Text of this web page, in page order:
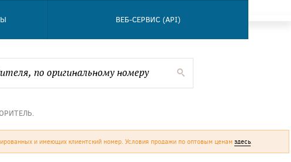
ВЕБ-СЕРВИС (API)
и имеющих клиентский номер. Условия продажи по оптовым ценам здесь.